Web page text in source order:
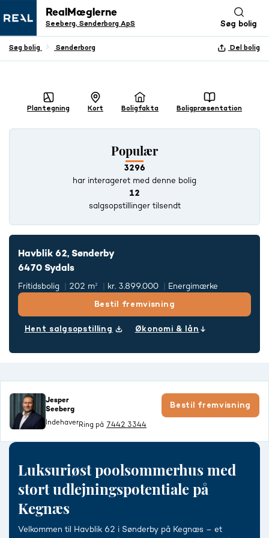
RealMæglerne
Seeberg, Sønderborg ApS Søg bolig
Søg bolig Sønderborg Del bolig
+ 28 BILLEDER
Boligfakta
Plantegning Kort Boligpræsentation
Populær
3296
har interageret med denne bolig
12
salgsopstillinger tilsendt
Havblik 62, Sønderby
6470 Sydals
Fritidsbolig 202 m² kr. 3.899.000 Energimærke
Bestil fremvisning
Hent salgsopstilling Økonomi & lån
Jesper
Seeberg
Indehaver
Bestil fremvisning
Ring på 7442 3344
Luksuriøst poolsommerhus med
stort udlejningspotentiale på
Kegnæs
Velkommen til Havblik 62 i Sønderby på Kegnæs – et